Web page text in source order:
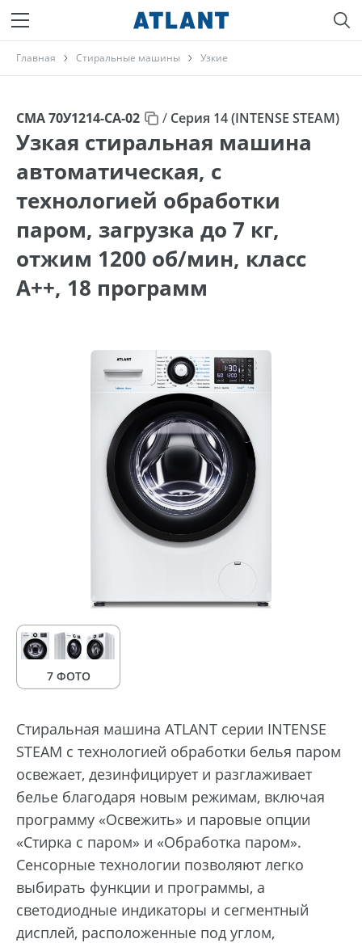
Главная Стиральные машины Узкие
СМА 70У1214-СA-02 / Серия 14 (INTENSE STEAM)
Узкая стиральная машина
автоматическая, с
технологией обработки
паром, загрузка до 7 кг,
отжим 1200 об/мин, класс
A++, 18 программ
7 ФОТО
Стиральная машина ATLANT серии INTENSE
STEAM с технологией обработки белья паром
освежает, дезинфицирует и разглаживает
белье благодаря новым режимам, включая
программу «Освежить» и паровые опции
«Стирка с паром» и «Обработка паром».
Сенсорные технологии позволяют легко
выбирать функции и программы, а
светодиодные индикаторы и сегментный
дисплей, расположенные под углом,